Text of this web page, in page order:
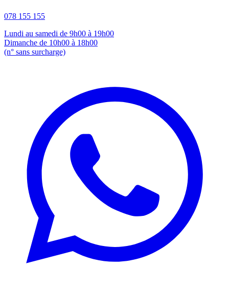
078 155 155
Lundi au samedi de 9h00 à 19h00
Dimanche de 10h00 à 18h00
(n° sans surcharge)